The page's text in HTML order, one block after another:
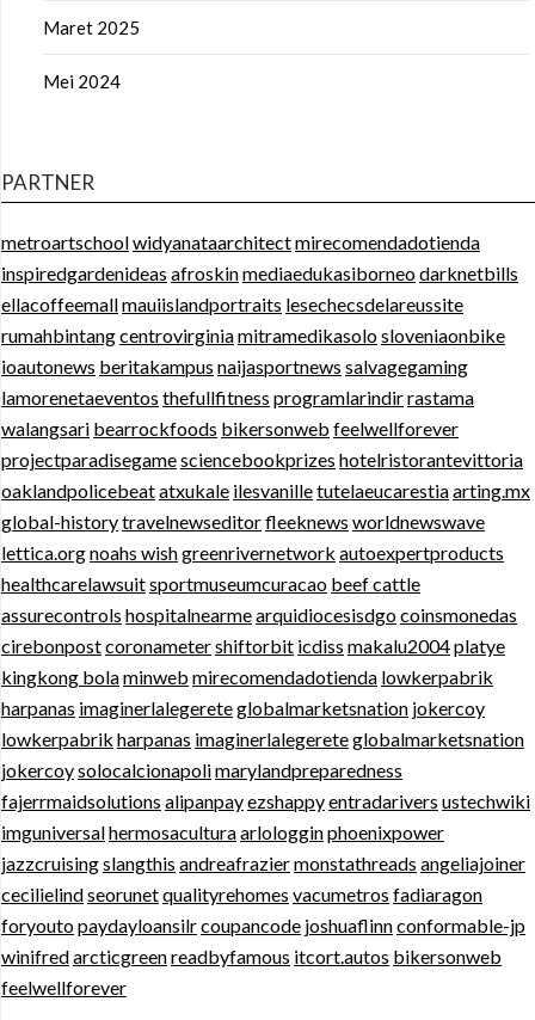
Maret 2025
Mei 2024
PARTNER
metroartschoolwidyanataarchitectmirecomendadotienda
inspiredgardenideas afroskinmediaedukasiborneodarknetbills
ellacoffeemallmauiislandportraits lesechecsdelareussite
rumahbintangcentrovirginiamitramedikasolosloveniaonbike
ioautonews beritakampus naijasportnews salvagegaming
lamorenetaeventos thefullfitness programlarindirrastama
walangsari bearrockfoods bikersonweb feelwellforever
projectparadisegamesciencebookprizes hotelristorantevittoria
oaklandpolicebeatatxukale ilesvanilletutelaeucarestiaarting.mx
global-historytravelnewseditorfleeknews worldnewswave
lettica.orgnoahs wishgreenrivernetwork autoexpertproducts
healthcarelawsuitsportmuseumcuracao beef cattle
assurecontrols hospitalnearmearquidiocesisdgocoinsmonedas
cirebonpostcoronametershiftorbit icdiss makalu2004platye
kingkong bolaminweb mirecomendadotienda lowkerpabrik
harpanas imaginerlalegereteglobalmarketsnation jokercoy
lowkerpabrik harpanas imaginerlalegereteglobalmarketsnation
jokercoysolocalcionapolimarylandpreparedness
fajerrmaidsolutions alipanpayezshappyentradarivers ustechwiki
imguniversalhermosaculturaarlologginphoenixpower
jazzcruisingslangthis andreafraziermonstathreads angeliajoiner
cecilielindseorunetqualityrehomes vacumetros fadiaragon
foryoutopaydayloansilrcoupancode joshuaflinnconformable-jp
winifredarcticgreenreadbyfamous itcort.autos bikersonweb
feelwellforever